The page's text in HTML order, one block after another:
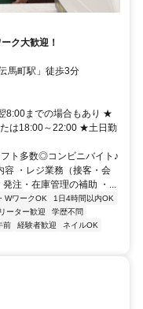
ク大歓迎！
馬町駅」徒歩3分
8:00までの場合もあり ★
は18:00～22:00 ★土日勤
ト多数◎コンビニバイト♪
容 ・レジ業務（接客・会
注・在庫管理の補助 ・...
WワークOK
1日4時間以内OK
ーター歓迎
学歴不問
前 経験者歓迎
ネイルOK